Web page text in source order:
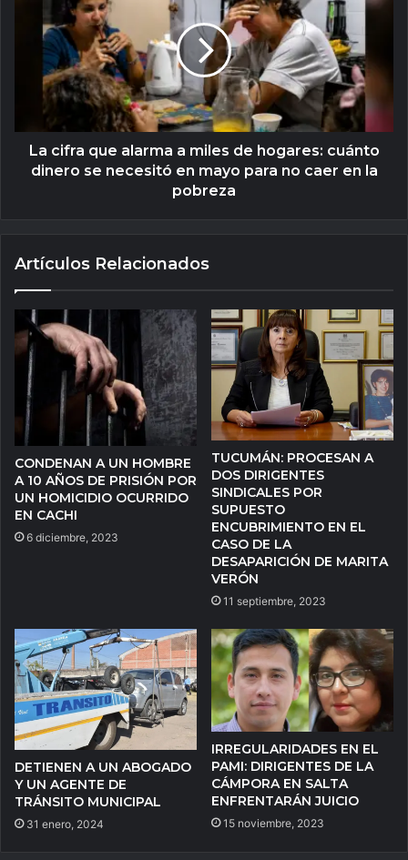
La cifra que alarma a miles de hogares: cuánto
dinero se necesitó en mayo para no caer en la
pobreza
Artículos Relacionados
CONDENAN A UN HOMBRE
A 10 AÑOS DE PRISIÓN POR
UN HOMICIDIO OCURRIDO
EN CACHI
6 diciembre, 2023
TUCUMÁN: PROCESAN A
DOS DIRIGENTES
SINDICALES POR
SUPUESTO
ENCUBRIMIENTO EN EL
CASO DE LA
DESAPARICIÓN DE MARITA
VERÓN
11 septiembre, 2023
DETIENEN A UN ABOGADO
Y UN AGENTE DE
TRÁNSITO MUNICIPAL
31 enero, 2024
IRREGULARIDADES EN EL
PAMI: DIRIGENTES DE LA
CÁMPORA EN SALTA
ENFRENTARÁN JUICIO
15 noviembre, 2023